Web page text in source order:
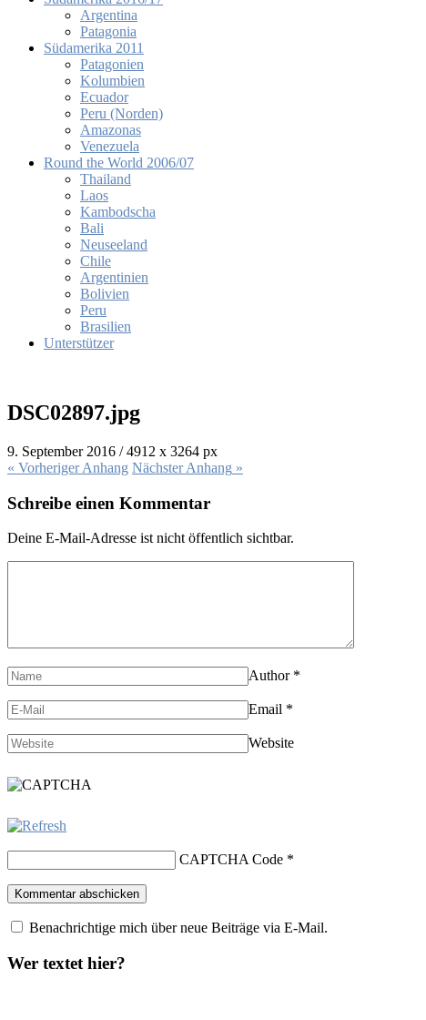
Argentina
Patagonia
Südamerika 2011
Patagonien
Kolumbien
Ecuador
Peru (Norden)
Amazonas
Venezuela
Round the World 2006/07
Thailand
Laos
Kambodscha
Bali
Neuseeland
Chile
Argentinien
Bolivien
Peru
Brasilien
Unterstützer
DSC02897.jpg
9. September 2016 /4912 x 3264 px
« VorherigerAnhang NächsterAnhang »
Schreibe einen Kommentar
Deine E-Mail-Adresse ist nicht öffentlich sichtbar.
Author *
Email *
Website
CAPTCHA Code *
Benachrichtige mich über neue Beiträge via E-Mail.
Wer textet hier?